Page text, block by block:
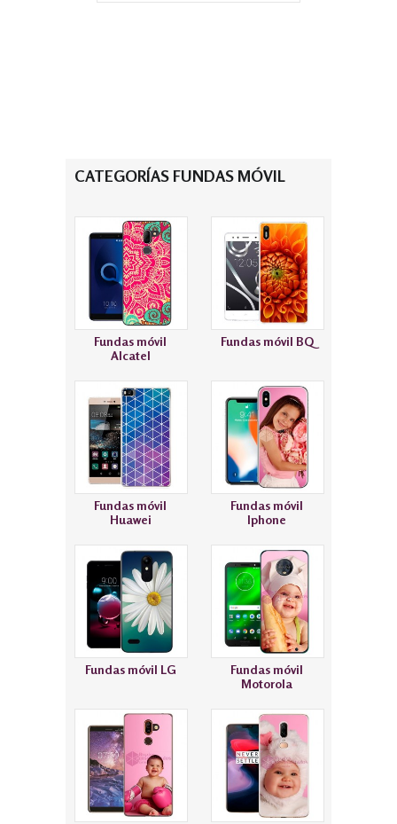
CATEGORÍAS FUNDAS MÓVIL
Fundas móvil
Alcatel
Fundas móvil BQ
Fundas móvil
Huawei
Fundas móvil
Iphone
Fundas móvil LG
Fundas móvil
Motorola